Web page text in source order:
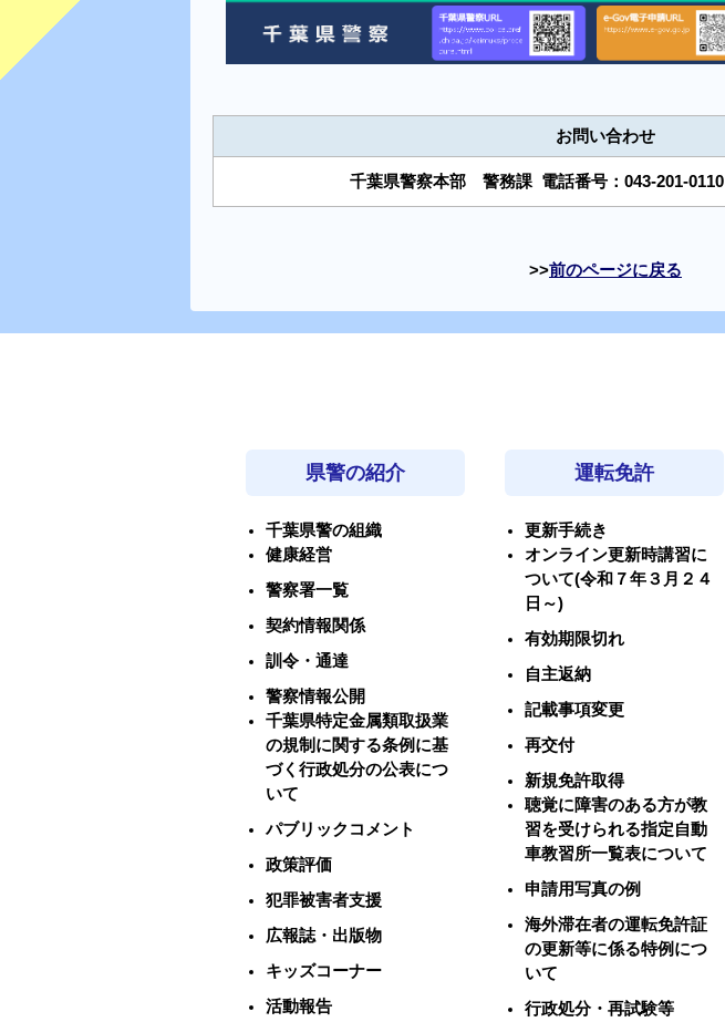
お問い合わせ
千葉県警察本部 警務課 電話番号： 043-201-0110
前のページに戻る
県警の紹介
千葉県警の組織
健康経営
警察署一覧
契約情報関係
訓令・通達
警察情報公開
千葉県特定金属類取扱業
の規制に関する条例に基
づく行政処分の公表につ
いて
パブリックコメント
政策評価
犯罪被害者支援
広報誌・出版物
キッズコーナー
活動報告
運転免許
更新手続き
オンライン更新時講習に
ついて(令和７年３月２４
日～)
有効期限切れ
自主返納
記載事項変更
再交付
新規免許取得
聴覚に障害のある方が教
習を受けられる指定自動
車教習所一覧表について
申請用写真の例
海外滞在者の運転免許証
の更新等に係る特例につ
いて
行政処分・再試験等